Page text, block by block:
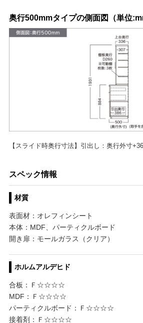
奥行500mmタイプの側面図（単位
【スライド時奥行寸法】引出し：奥行外寸
スペック情報
材質
表面材：オレフィンシート
本体：MDF、パーティクルボード
開き扉：モールガラス（クリア）
ホルムアルデヒド
合板：Ｆ☆☆☆☆
MDF：Ｆ☆☆☆☆
パーティクルボード：Ｆ☆☆☆☆
接着剤：Ｆ☆☆☆☆